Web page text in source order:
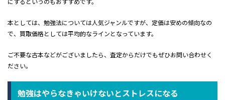
本としては、勉強法については人気ジャンルですが、定価は安めの傾向なの
で、買取価格としては平均的なラインとなっています。
ご不要な古本などがございましたら、査定からだけでもぜひお問い合わせく
ださい。
勉強はやらなきゃいけないとストレスになる